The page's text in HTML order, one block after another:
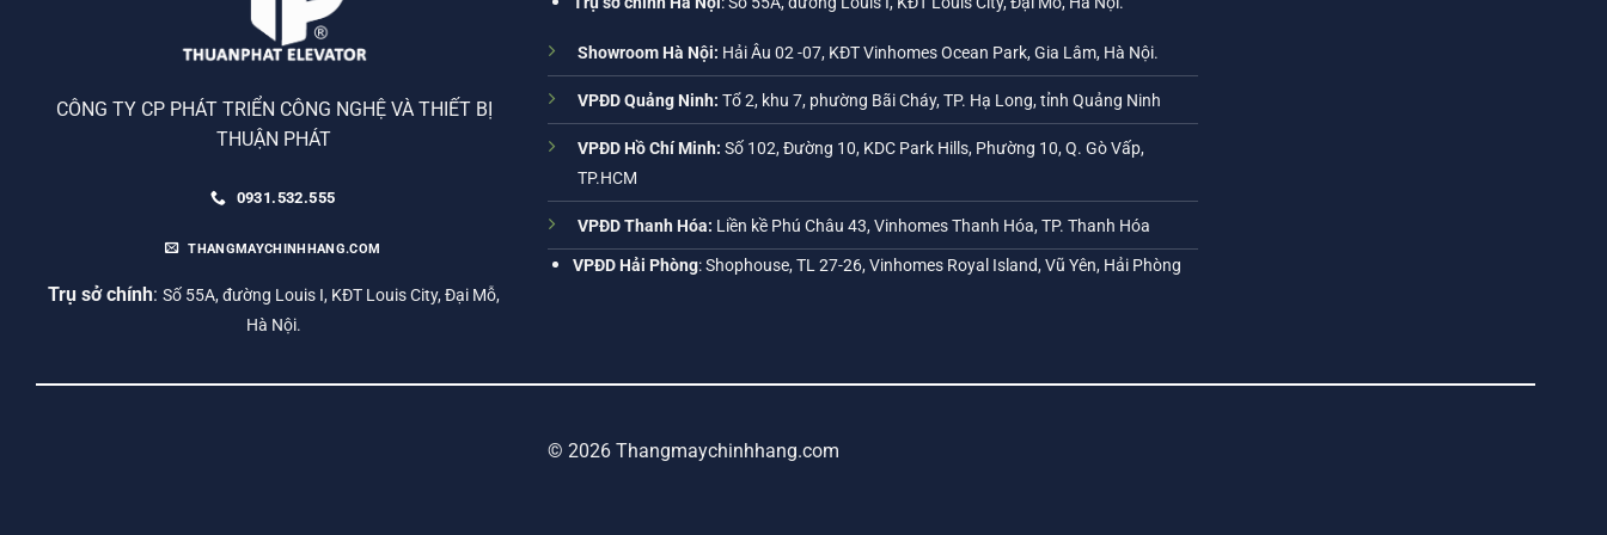
CÔNG TY CP PHÁT TRIỂN CÔNG NGHỆ VÀ THIẾT BỊ
THUẬN PHÁT
0931.532.555
THANGMAYCHINHHANG.COM
Trụ sở chính: Số 55A, đường Louis I, KĐT Louis City, Đại Mỗ,
Hà Nội.
Showroom Hà Nội: Hải Âu 02 -07, KĐT Vinhomes Ocean Park, Gia Lâm, Hà Nội.
VPĐD Quảng Ninh: Tổ 2, khu 7, phường Bãi Cháy, TP. Hạ Long, tỉnh Quảng Ninh
VPĐD Hồ Chí Minh: Số 102, Đường 10, KDC Park Hills, Phường 10, Q. Gò Vấp,
TP.HCM
VPĐD Thanh Hóa: Liền kề Phú Châu 43, Vinhomes Thanh Hóa, TP. Thanh Hóa
VPĐD Hải Phòng: Shophouse, TL 27-26, Vinhomes Royal Island, Vũ Yên, Hải Phòng
© 2026 Thangmaychinhhang.com